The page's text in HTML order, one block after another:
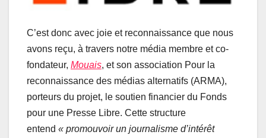
C’est donc avec joie et reconnaissance que nous
avons reçu, à travers notre média membre et co-
fondateur, Mouais, et son association Pour la
reconnaissance des médias alternatifs (ARMA),
porteurs du projet, le soutien financier du Fonds
pour une Presse Libre. Cette structure
entend « promouvoir un journalisme d’intérêt